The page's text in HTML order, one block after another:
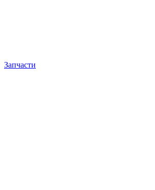
Запчасти